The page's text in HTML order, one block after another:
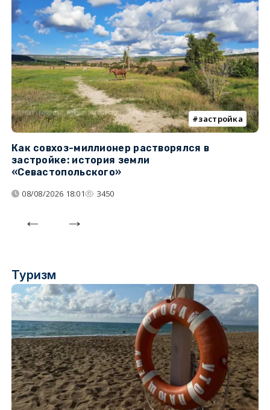
застройка
Как совхоз-миллионер растворялся в
застройке: история земли
«Севастопольского»
08/08/2026 18:01 3450
Туризм